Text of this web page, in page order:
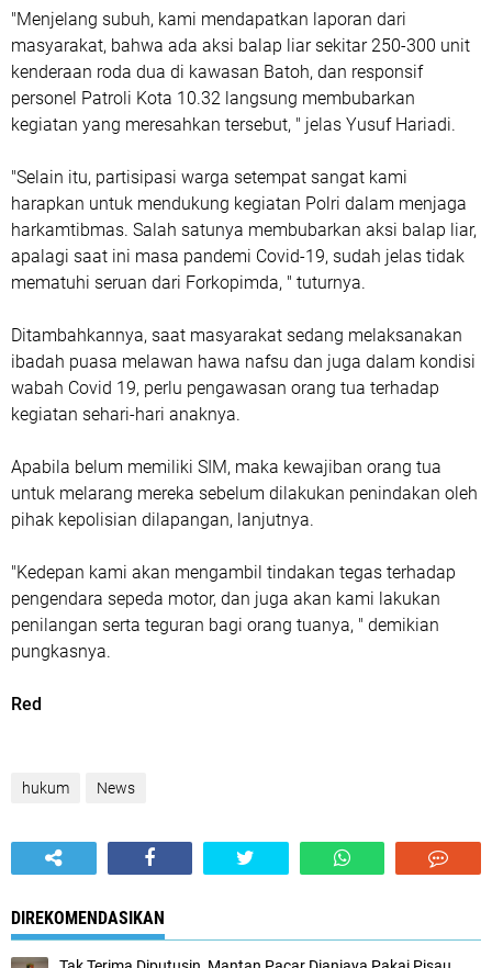
"Menjelang subuh, kami mendapatkan laporan dari
masyarakat, bahwa ada aksi balap liar sekitar 250-300 unit
kenderaan roda dua di kawasan Batoh, dan responsif
personel Patroli Kota 10.32 langsung membubarkan
kegiatan yang meresahkan tersebut, " jelas Yusuf Hariadi.
"Selain itu, partisipasi warga setempat sangat kami
harapkan untuk mendukung kegiatan Polri dalam menjaga
harkamtibmas. Salah satunya membubarkan aksi balap liar,
apalagi saat ini masa pandemi Covid-19, sudah jelas tidak
mematuhi seruan dari Forkopimda, " tuturnya.
Ditambahkannya, saat masyarakat sedang melaksanakan
ibadah puasa melawan hawa nafsu dan juga dalam kondisi
wabah Covid 19, perlu pengawasan orang tua terhadap
kegiatan sehari-hari anaknya.
Apabila belum memiliki SIM, maka kewajiban orang tua
untuk melarang mereka sebelum dilakukan penindakan oleh
pihak kepolisian dilapangan, lanjutnya.
"Kedepan kami akan mengambil tindakan tegas terhadap
pengendara sepeda motor, dan juga akan kami lakukan
penilangan serta teguran bagi orang tuanya, " demikian
pungkasnya.
Red
hukum News
DIREKOMENDASIKAN